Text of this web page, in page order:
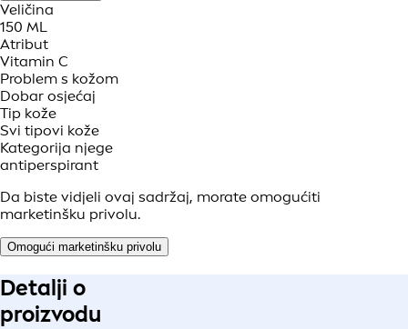
Veličina
150 ML
Atribut
Vitamin C
Problem s kožom
Dobar osjećaj
Tip kože
Svi tipovi kože
Kategorija njege
antiperspirant
Da biste vidjeli ovaj sadržaj, morate omogućiti
marketinšku privolu.
Omogući marketinšku privolu
Detalji o
proizvodu